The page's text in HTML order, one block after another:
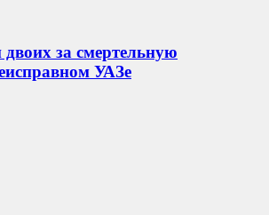
за смертельную
УАЗе